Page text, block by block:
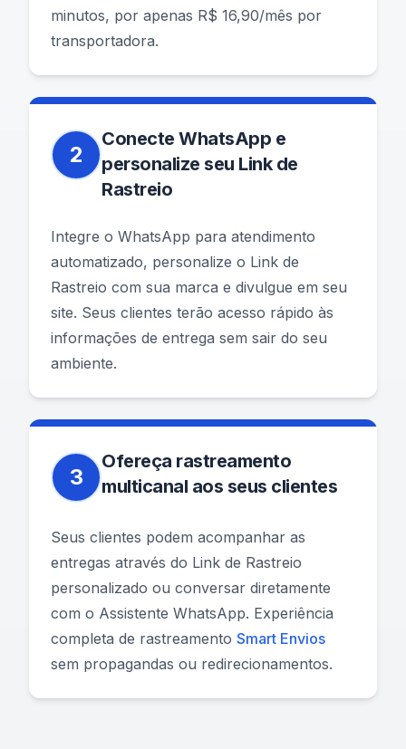
minutos, por apenas R$ 16,90/mês por
transportadora.
2
Conecte WhatsApp e
personalize seu Link de
Rastreio
Integre o WhatsApp para atendimento
automatizado, personalize o Link de
Rastreio com sua marca e divulgue em seu
site. Seus clientes terão acesso rápido às
informações de entrega sem sair do seu
ambiente.
3
Ofereça rastreamento
multicanal aos seus clientes
Seus clientes podem acompanhar as
entregas através do Link de Rastreio
personalizado ou conversar diretamente
com o Assistente WhatsApp. Experiência
completa de rastreamento Smart Envios
sem propagandas ou redirecionamentos.